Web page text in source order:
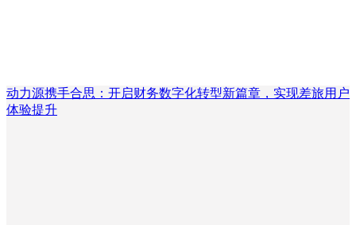
动力源携手合思：开启财务数字化转型新篇章，实现差旅用户
体验提升